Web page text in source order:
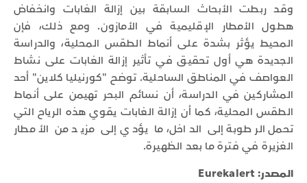
وقد ربطت الأبحاث السابقة بين إزالة الغابات وانخفاض
هطول الأمطار الإقليمية في الأمازون. ومع ذلك، فإن
المحيط يؤثر بشدة على أنماط الطقس المحلية، والدراسة
الجديدة هي أول تحقيق في تأثير إزالة الغابات على نشاط
العواصف في المناطق الساحلية. توضح "كورنيليا كلاين" أحد
المشاركين في الدراسة، أن نسائم البحر تهيمن على أنماط
الطقس المحلية، كما أن إزالة الغابات يقوي هذه الرياح التي
تحمل الرطوبة إلى الداخل، ما يؤدي إلى مزيد من الأمطار
الغزيرة في فترة ما بعد الظهيرة.
المصدر: Eurekalert